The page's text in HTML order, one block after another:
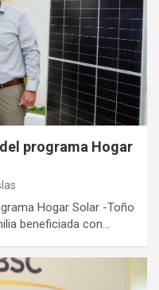
programa Hogar
Hogar Solar -Toño
beneficiada con…